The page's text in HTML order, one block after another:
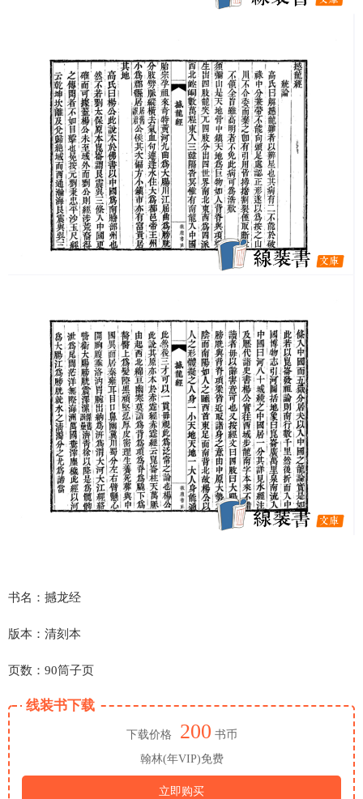
书名：撼龙经
版本：清刻本
页数：90筒子页
线装书下载
下载价格 200 书币
翰林(年VIP)免费
立即购买